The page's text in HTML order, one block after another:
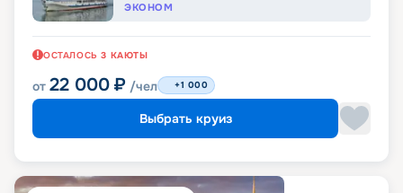
ЭКОНОМ
ОСТАЛОСЬ 3 КАЮТЫ
от 22 000 ₽ /чел +1 000
Выбрать круиз